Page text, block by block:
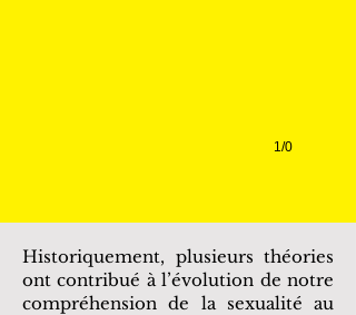
1/0
Historiquement, plusieurs théories
ont contribué à l’évolution de notre
compréhension de la sexualité au